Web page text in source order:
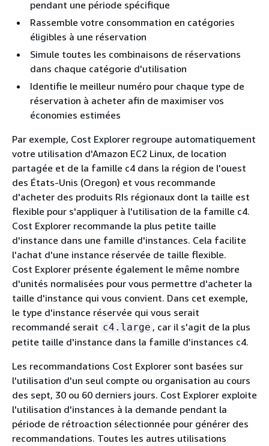
pendant une période spécifique
Rassemble votre consommation en catégories
éligibles à une réservation
Simule toutes les combinaisons de réservations
dans chaque catégorie d'utilisation
Identifie le meilleur numéro pour chaque type de
réservation à acheter afin de maximiser vos
économies estimées
Par exemple, Cost Explorer regroupe automatiquement
votre utilisation d'Amazon EC2 Linux, de location
partagée et de la famille c4 dans la région de l'ouest
des États-Unis (Oregon) et vous recommande
d'acheter des produits RIs régionaux dont la taille est
flexible pour s'appliquer à l'utilisation de la famille c4.
Cost Explorer recommande la plus petite taille
d'instance dans une famille d'instances. Cela facilite
l'achat d'une instance réservée de taille flexible.
Cost Explorer présente également le même nombre
d'unités normalisées pour vous permettre d'acheter la
taille d'instance qui vous convient. Dans cet exemple,
le type d'instance réservée qui vous serait
recommandé serait c4.large , car il s'agit de la plus
petite taille d'instance dans la famille d'instances c4.
Les recommandations Cost Explorer sont basées sur
l'utilisation d'un seul compte ou organisation au cours
des sept, 30 ou 60 derniers jours. Cost Explorer exploite
l'utilisation d'instances à la demande pendant la
période de rétroaction sélectionnée pour générer des
recommandations. Toutes les autres utilisations